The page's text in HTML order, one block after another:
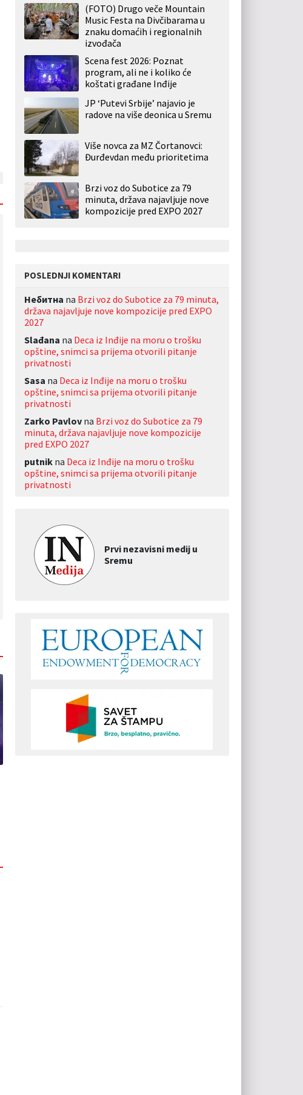
(FOTO) Drugo veče Mountain
Music Festa na Divčibarama u
znaku domaćih i regionalnih
izvođača
Scena fest 2026: Poznat
program, ali ne i koliko će
koštati građane Inđije
JP ‘Putevi Srbije’ najavio je
radove na više deonica u Sremu
Više novca za MZ Čortanovci:
Đurđevdan među prioritetima
Brzi voz do Subotice za 79
minuta, država najavljuje nove
kompozicije pred EXPO 2027
POSLEDNJI KOMENTARI
Небитна na Brzi voz do Subotice za 79 minuta,
država najavljuje nove kompozicije pred EXPO
2027
Slađana na Deca iz Inđije na moru o trošku
opštine, snimci sa prijema otvorili pitanje
privatnosti
Sasa na Deca iz Inđije na moru o trošku
opštine, snimci sa prijema otvorili pitanje
privatnosti
Zarko Pavlovna Brzi voz do Subotice za 79
minuta, država najavljuje nove kompozicije
pred EXPO 2027
putnikna Deca iz Inđije na moru o trošku
opštine, snimci sa prijema otvorili pitanje
privatnosti
Prvi nezavisni medij u
Sremu